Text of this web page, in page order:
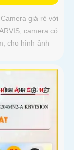
giá rẻ với
camera có
cho hình ảnh